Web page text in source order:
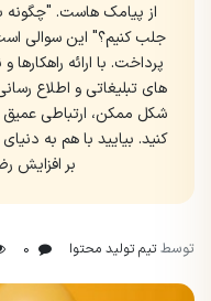
از پیامک هاست. "چگونه
جلب کنیم؟" این سوالی
پرداخت. با ارائه
های تبلیغاتی و اطلاع
شکل ممکن، ارتباطی
کنید. بیایید با هم به
بر افزایش
توسطتیم تولید محتوا 0